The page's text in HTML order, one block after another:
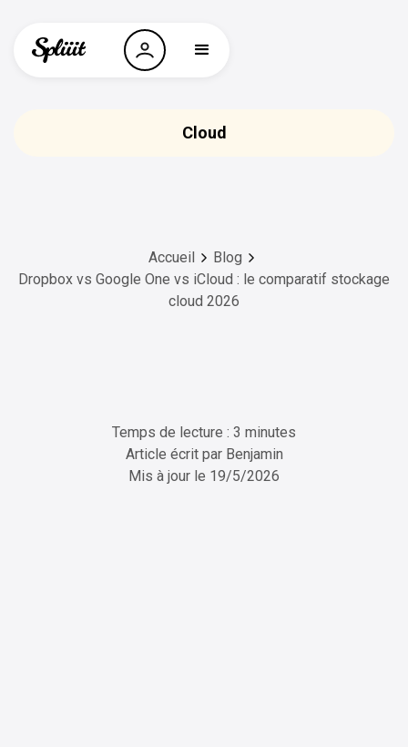
Cloud
Accueil
Blog
Dropbox vs Google One vs iCloud : le comparatif stockage
cloud 2026
Temps de lecture : 3 minutes
Article écrit par Benjamin
Mis à jour le 19/5/2026